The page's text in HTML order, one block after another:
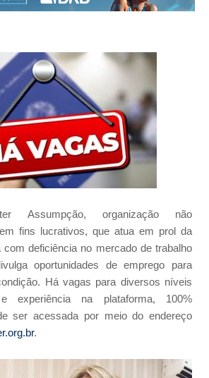
Assumpção, organização não
fins lucrativos, que atua em prol da
com deficiência no mercado de trabalho
oportunidades de emprego para
Há vagas para diversos níveis
experiência na plataforma, 100%
ser acessada por meio do endereço
.